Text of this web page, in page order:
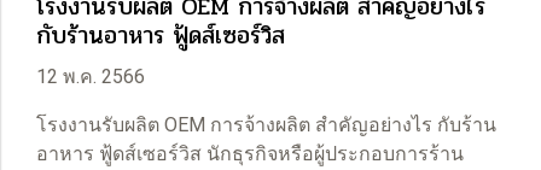
กับร้านอาหาร ฟู้ดส์เซอร์วิส
12 พ.ค. 2566
โรงงานรับผลิต OEM การจ้างผลิต สำคัญอย่างไร กับร้าน
อาหาร ฟู้ดส์เซอร์วิส นักธุรกิจหรือผู้ประกอบการร้าน